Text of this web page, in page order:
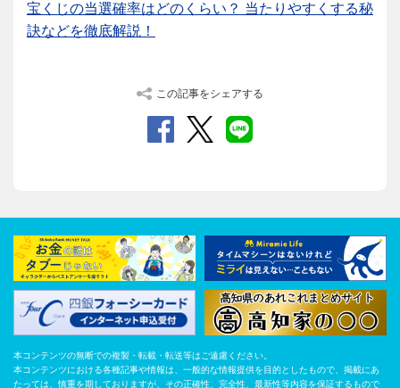
宝くじの当選確率はどのくらい？ 当たりやすくする秘
訣などを徹底解説！
この記事をシェアする
本コンテンツの無断での複製・転載・転送等はご遠慮ください。
本コンテンツにおける各種記事や情報は、一般的な情報提供を目的としたもので、掲載にあ
たっては、慎重を期しておりますが、その正確性、完全性、最新性等内容を保証するもので